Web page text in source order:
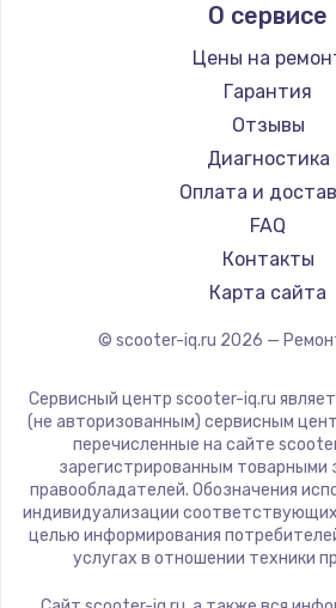
Hunter
Shorner
Joyor
Minimotors
Bork
Segway
KIRIN
О сервисе
Цены на
Гарантия
Отзывы
Диагностика
Оплата и
FAQ
Контакты
Карта сайта
© scooter-iq.ru 2026 —
Сервисный центр scooter-iq.ru
(не авторизованным) сервисным
перечисленные на сайте
зарегистрированным товарными
правообладателей. Обозначения
индивидуализации соответствующих
целью информирования
услугах в отношении техники